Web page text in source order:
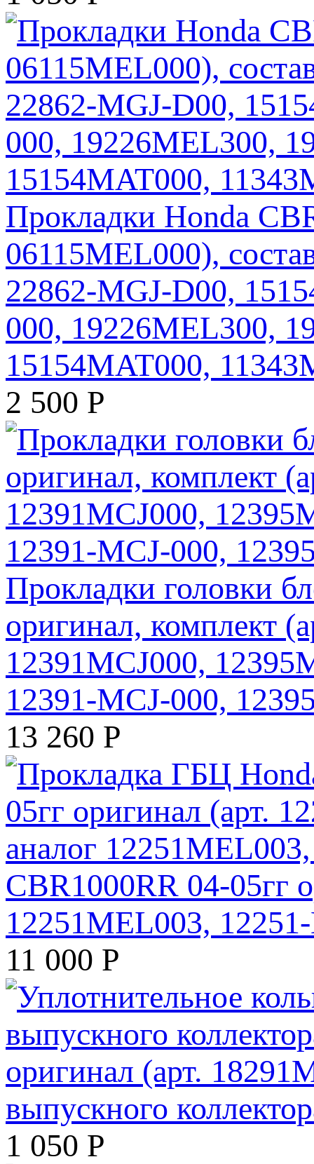
Прокладки Honda
06115MEL000),
22862-MGJ-D00,
000, 19226MEL300,
15154MAT000,
2 500 Р
Прокладки головки
оригинал, комплект
12391MCJ000,
12391-MCJ-000,
13 260 Р
CBR1000RR 04-05гг
12251MEL003,
11 000 Р
выпускного
1 050 Р